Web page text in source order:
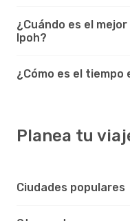
¿Cuándo es el
Ipoh?
¿Cómo es el tiempo
Planea tu
Ciudades populares